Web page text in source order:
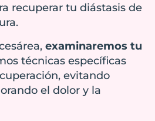
recuperar tu diástasis de
examinaremos tu
técnicas específicas
evitando
el dolor y la